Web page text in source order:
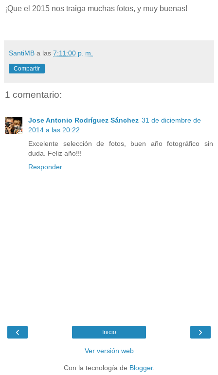
¡Que el 2015 nos traiga muchas fotos, y muy buenas!
SantiMB a las 7:11:00 p. m.
Compartir
1 comentario:
Jose Antonio Rodríguez Sánchez 31 de diciembre de
2014 a las 20:22
Excelente selección de fotos, buen año fotográfico sin
duda. Feliz año!!!
Responder
‹ ›
Inicio
Ver versión web
Con la tecnología de Blogger.